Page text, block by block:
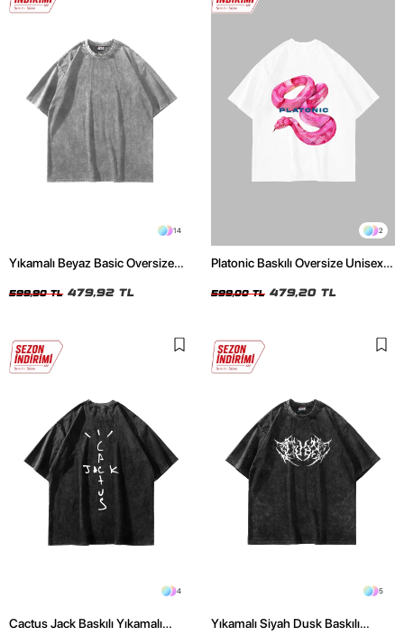
14
Yıkamalı Beyaz Basic Oversize
599,90 TL 479,92 TL
2
Platonic Baskılı Oversize Unisex
599,00 TL 479,20 TL
4
Cactus Jack Baskılı Yıkamalı
5
Yıkamalı Siyah Dusk Baskılı